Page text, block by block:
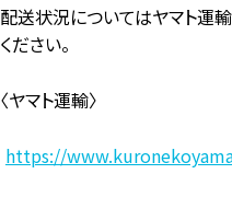
配送状況についてはヤマト運
ください。
〈ヤマト運輸〉
https://